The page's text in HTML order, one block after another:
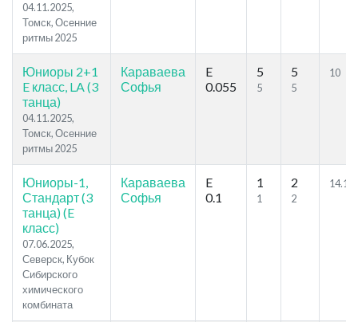
04.11.2025,
Томск, Осенние
ритмы 2025
Юниоры 2+1
E класс, LA (3
танца)
04.11.2025,
Томск, Осенние
ритмы 2025
Караваева
Софья
E
0.055
5
5
5
5
10
Юниоры-1,
Стандарт (3
танца) (E
класс)
07.06.2025,
Северск, Кубок
Сибирского
химического
комбината
Караваева
Софья
E
0.1
1
1
2
2
14.14